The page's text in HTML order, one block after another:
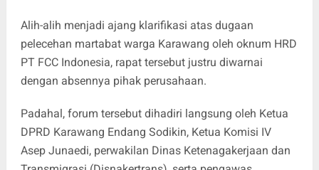
Alih-alih menjadi ajang klarifikasi atas dugaan
pelecehan martabat warga Karawang oleh oknum HRD
PT FCC Indonesia, rapat tersebut justru diwarnai
dengan absennya pihak perusahaan.
Padahal, forum tersebut dihadiri langsung oleh Ketua
DPRD Karawang Endang Sodikin, Ketua Komisi IV
Asep Junaedi, perwakilan Dinas Ketenagakerjaan dan